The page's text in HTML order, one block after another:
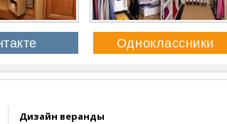
Дизайн веранды